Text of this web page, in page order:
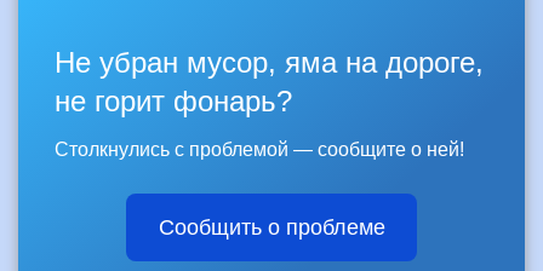
Не убран мусор, яма на дороге,
не горит фонарь?
Столкнулись с проблемой — сообщите о ней!
Сообщить о проблеме